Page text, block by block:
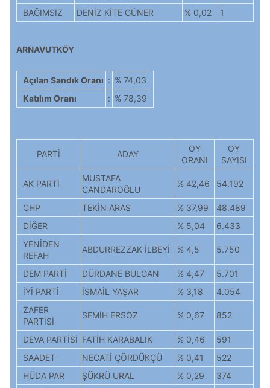
BAĞIMSIZ DENİZ KİTE GÜNER % 0,02 1
ARNAVUTKÖY
Açılan Sandık Oranı : % 74,03
Katılım Oranı
: % 78,39
PARTİ ADAY
OY
ORANI
OY
SAYISI
AK PARTİ
MUSTAFA
CANDAROĞLU
% 42,46 54.192
CHP TEKİN ARAS % 37,99
48.489
DİĞER
% 5,04
6.433
YENİDEN
REFAH
ABDURREZZAK İLBEYİ % 4,5 5.750
DEM PARTİ DÜRDANE BULGAN % 4,47
5.701
İYİ PARTİ
İSMAİL YAŞAR % 3,18
4.054
ZAFER
PARTİSİ
SEMİH ERSÖZ % 0,67 852
DEVA PARTİSİ FATİH KARABALIK % 0,46
591
SAADET
NECATİ ÇÖRDÜKÇÜ % 0,41
522
HÜDA PAR
ŞÜKRÜ URAL % 0,29
374